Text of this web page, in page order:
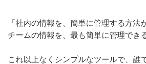
「社内の情報を、簡単に管理する方法
チームの情報を、最も簡単に管理でき
これ以上なくシンプルなツールで、誰